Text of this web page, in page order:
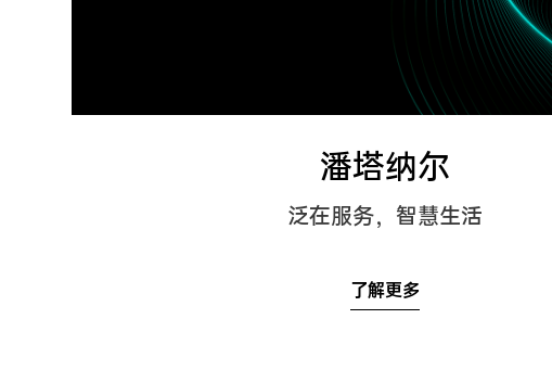
潘塔纳尔
泛在服务，智慧生活
了解更多